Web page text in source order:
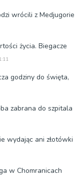
wrócili z Medjugorie
życia. Biegacze
godziny do święta,
zabrana do szpitala
wydając ani złotówki
w Chomranicach